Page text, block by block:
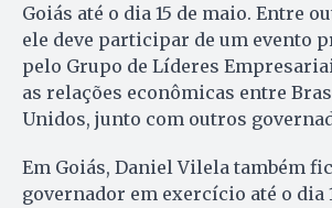
Goiás até o dia 15 de maio. Entre
ele deve participar de um evento
pelo Grupo de Líderes
as relações econômicas entre
Unidos, junto com outros
Em Goiás, Daniel Vilela também
governador em exercício até o dia